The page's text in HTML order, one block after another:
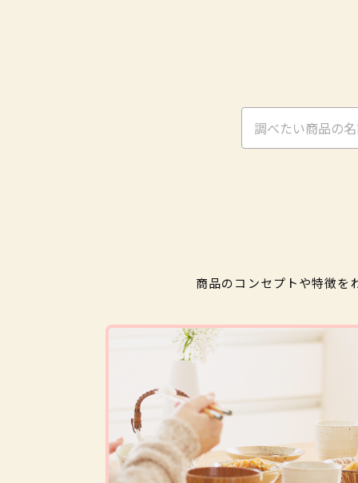
商品のコンセプトや特徴を